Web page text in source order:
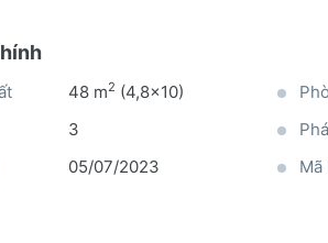
48 m2 (4,8x10)
3
05/07/2023 Mã